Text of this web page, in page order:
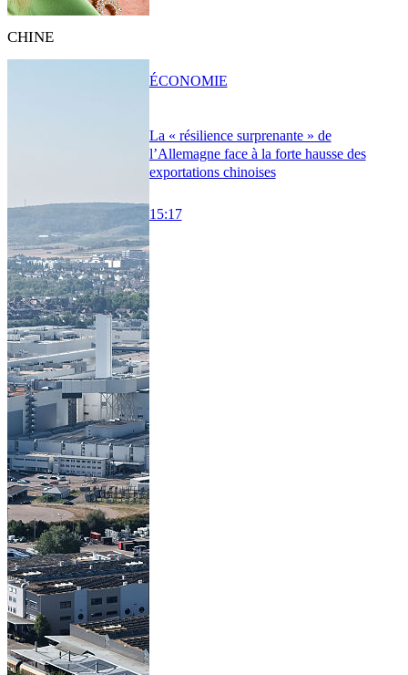
CHINE
La « résilience surprenante » de
l’Allemagne face à la forte hausse des
exportations chinoises
15:17
ÉCONOMIE